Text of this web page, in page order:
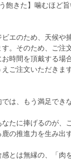
飽きた】噛むほど旨
エのため、天候や
。そのため、ご注
時間を頂戴する場
ご注文いただきま
では、もう満足でき
たに捧げるのが、
の推進力を生み出
とは無縁の、「肉